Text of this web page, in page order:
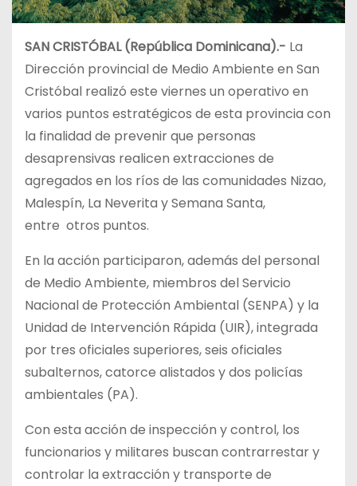
SAN CRISTÓBAL (República Dominicana).- La
Dirección provincial de Medio Ambiente en San
Cristóbal realizó este viernes un operativo en
varios puntos estratégicos de esta provincia con
la finalidad de prevenir que personas
desaprensivas realicen extracciones de
agregados en los ríos de las comunidades Nizao,
Malespín, La Neverita y Semana Santa,
entre otros puntos.
En la acción participaron, además del personal
de Medio Ambiente, miembros del Servicio
Nacional de Protección Ambiental (SENPA) y la
Unidad de Intervención Rápida (UIR), integrada
por tres oficiales superiores, seis oficiales
subalternos, catorce alistados y dos policías
ambientales (PA).
Con esta acción de inspección y control, los
funcionarios y militares buscan contrarrestar y
controlar la extracción y transporte de